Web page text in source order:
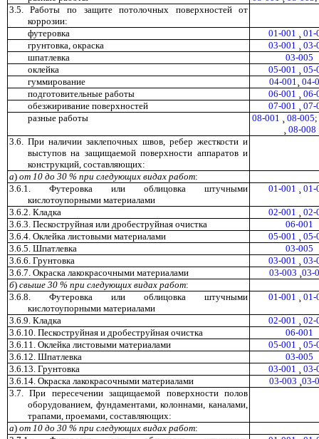
3.5. Работы по защите потолочных поверхностей от
коррозии:
футеровка
01-001 ¸ 01-
грунтовка, окраска
03-001 ¸ 03-
шпатлевка
03-005
оклейка
05-001 ¸ 05-
гуммирование
04-001¸ 04-
подготовительные работы
06-001 ¸ 06-
обезжиривание поверхностей
07-001 ¸ 07-
разные работы
08-001 ¸ 08-005;
¸ 08-008
3.6. При наличии заклепочных швов, ребер жесткости и
выступов на защищаемой поверхности аппаратов и
конструкций, составляющих:
а) от 10 до 30 % при следующих видах работ:
3.6.1. Футеровка или облицовка штучными
кислотоупорными материалами
01-001 ¸ 01-
3.6.2. Кладка 02-001 ¸ 02-
3.6.3. Пескоструйная или дробеструйная очистка
06-001
3.6.4. Оклейка листовыми материалами
05-001 ¸ 05-
3.6.5. Шпатлевка
03-005
3.6.6. Грунтовка
03-001 ¸ 03-
3.6.7. Окраска лакокрасочными материалами
03-003 ¸03-
б) свыше 30 % при следующих видах работ:
3.6.8. Футеровка или облицовка штучными
кислотоупорными материалами
01-001 ¸ 01-
3.6.9. Кладка 02-001 ¸ 02-
3.6.10. Пескоструйная и дробеструйная очистка
06-001
3.6.11. Оклейка листовыми материалами
05-001 ¸ 05-
3.6.12. Шпатлевка
03-005
3.6.13. Грунтовка
03-001 ¸ 03-
3.6.14. Окраска лакокрасочными материалами
03-003 ¸03-
3.7. При пересечении защищаемой поверхности полов
оборудованием, фундаментами, колоннами, каналами,
трапами, проемами, составляющих:
а) от 10 до 30 % при следующих видах работ: